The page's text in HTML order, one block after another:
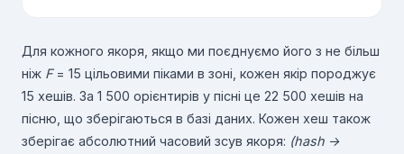
Для кожного якоря, якщо ми поєднуємо його з не більш
ніж F= 15 цільовими піками в зоні, кожен якір породжує
15 хешів. За 1 500 орієнтирів у пісні це 22 500 хешів на
пісню, що зберігаються в базі даних. Кожен хеш також
зберігає абсолютний часовий зсув якоря: (hash →